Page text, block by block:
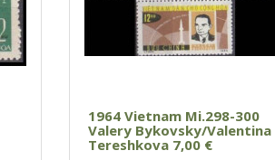
1964 Vietnam Mi.298-300
Valery Bykovsky/Valentina
Tereshkova 7,00 €